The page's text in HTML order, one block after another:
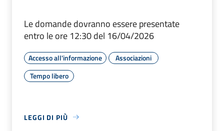
Le domande dovranno essere presentate
entro le ore 12:30 del 16/04/2026
Accesso all'informazione
Associazioni
Tempo libero
LEGGI DI PIÙ